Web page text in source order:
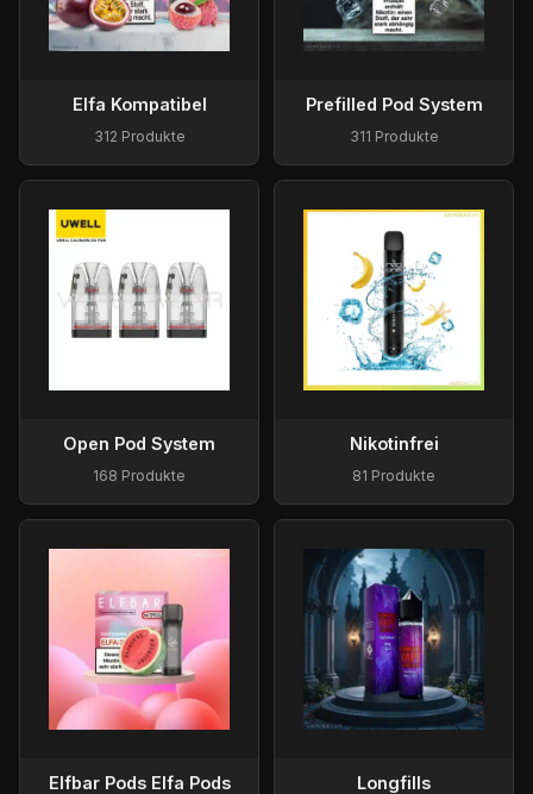
Elfa Kompatibel
312 Produkte
Prefilled Pod System
311 Produkte
Open Pod System
168 Produkte
Nikotinfrei
81 Produkte
Elfbar Pods Elfa Pods Longfills